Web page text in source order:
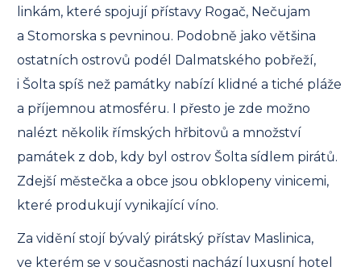
linkám, které spojují přístavy Rogač, Nečujam
a Stomorska s pevninou. Podobně jako většina
ostatních ostrovů podél Dalmatského pobřeží,
i Šolta spíš než památky nabízí klidné a tiché pláže
a příjemnou atmosféru. I přesto je zde možno
nalézt několik římských hřbitovů a množství
památek z dob, kdy byl ostrov Šolta sídlem pirátů.
Zdejší městečka a obce jsou obklopeny vinicemi,
které produkují vynikající víno.
Za vidění stojí bývalý pirátský přístav Maslinica,
ve kterém se v současnosti nachází luxusní hotel